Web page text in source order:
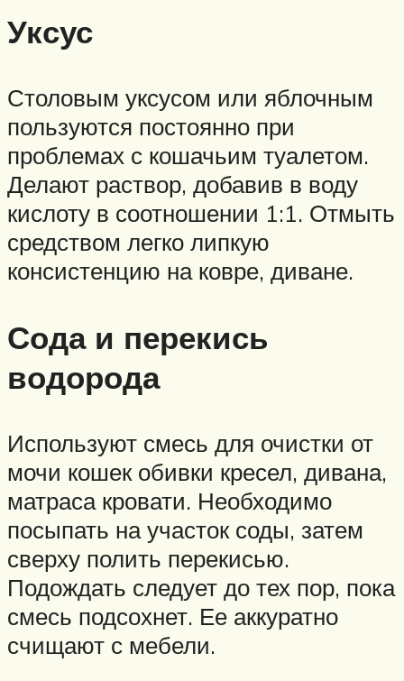
Уксус
Столовым уксусом или яблочным
пользуются постоянно при
проблемах с кошачьим туалетом.
Делают раствор, добавив в воду
кислоту в соотношении 1:1. Отмыть
средством легко липкую
консистенцию на ковре, диване.
Сода и перекись
водорода
Используют смесь для очистки от
мочи кошек обивки кресел, дивана,
матраса кровати. Необходимо
посыпать на участок соды, затем
сверху полить перекисью.
Подождать следует до тех пор, пока
смесь подсохнет. Ее аккуратно
счищают с мебели.